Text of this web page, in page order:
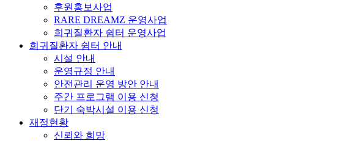
후원홍보사업
RARE DREAMZ 운영사업
희귀질환자 쉼터 운영사업
희귀질환자 쉼터 안내
시설 안내
운영규정 안내
안전관리 운영 방안 안내
주간 프로그램 이용 신청
단기 숙박시설 이용 신청
재정현황
신뢰와 희망